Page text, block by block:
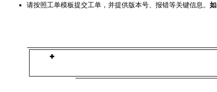
请按照工单模板提交工单，并提供版本号、报错等关键信息。